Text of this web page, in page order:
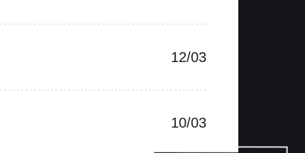
12/03
10/03